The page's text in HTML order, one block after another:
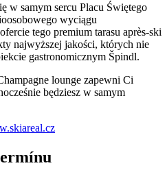
w samym sercu Placu Świętego
wyciągu
tego premium tarasu après-ski
najwyższej jakości, których nie
gastronomicznym Špindl.
lounge zapewni Ci
będziesz w samym